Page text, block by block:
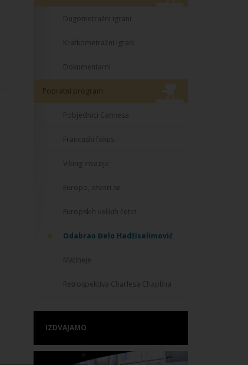
Dugometražni igrani
Kratkometražni igrani
Dokumentarni
Popratni program
Pobjednici Cannesa
Francuski fokus
Viking invazija
Europo, otvori se
Europskih velikih četiri
Odabrao Đelo Hadžiselimović
Matineje
Retrospektiva Charlesa Chaplina
IZDVAJAMO